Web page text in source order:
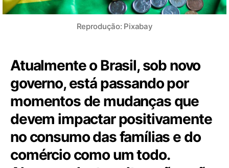
Reprodução: Pixabay
Atualmente o Brasil, sob novo
governo, está passando por
momentos de mudanças que
devem impactar positivamente
no consumo das famílias e do
comércio como um todo.